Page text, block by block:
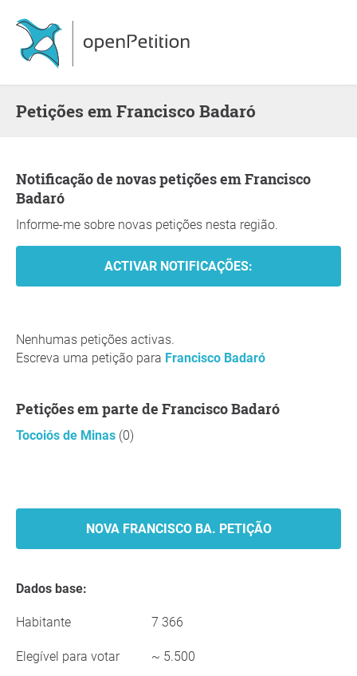
Petições em Francisco Badaró
Notificação de novas petições em Francisco
Badaró
Informe-me sobre novas petições nesta região.
Nenhumas petições activas.
Escreva uma petição para Francisco Badaró
Petições em parte de Francisco Badaró
Tocoiós de Minas (0)
NOVA FRANCISCO BA. PETIÇÃO
Dados base:
Habitante 7 366
Elegível para votar ~ 5.500